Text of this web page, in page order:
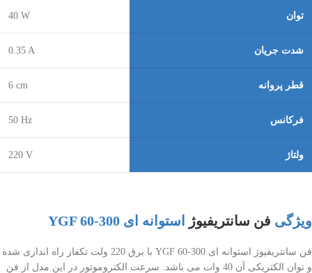
40 W توان
0.35 A شدت جریان
6 cm قطر پروانه
50 Hz فرکانس
220 V ولتاژ
ویژگی فن سانتریفیوژ استوانه ای YGF 60-300
فن سانتریفیوژ استوانه ای YGF 60-300 با برق 220 ولت تکفاز راه اندازی شده
و توان الکتریکی آن 40 وات می باشد. سرعت الکتروموتور در این مدل از فن